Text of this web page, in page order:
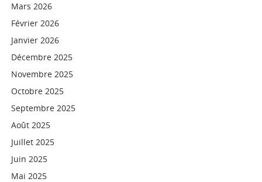
Mars 2026
Février 2026
Janvier 2026
Décembre 2025
Novembre 2025
Octobre 2025
Septembre 2025
Août 2025
Juillet 2025
Juin 2025
Mai 2025